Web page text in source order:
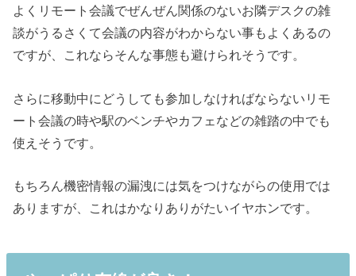
よくリモート会議でぜんぜん関係のないお隣デスクの雑
談がうるさくて会議の内容がわからない事もよくあるの
ですが、これならそんな事態も避けられそうです。
さらに移動中にどうしても参加しなければならないリモ
ート会議の時や駅のベンチやカフェなどの雑踏の中でも
使えそうです。
もちろん機密情報の漏洩には気をつけながらの使用では
ありますが、これはかなりありがたいイヤホンです。